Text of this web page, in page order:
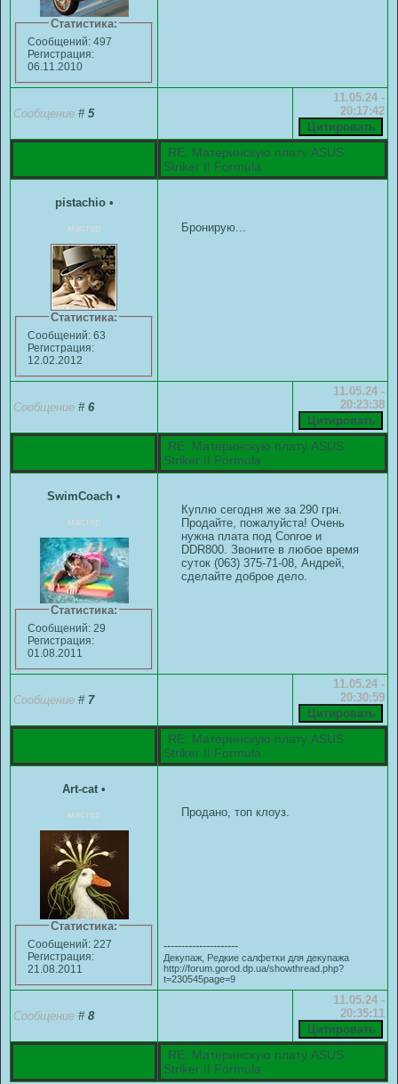
Статистика:
Сообщений: 497
Регистрация:
06.11.2010
Сообщение # 5
11.05.24 -
20:17:42
RE: Материнскую плату ASUS
Striker II Formula
pistachio •
мастер
Статистика:
Сообщений: 63
Регистрация:
12.02.2012
Бронирую...
Сообщение # 6
11.05.24 -
20:23:38
RE: Материнскую плату ASUS
Striker II Formula
SwimCoach •
мастер
Статистика:
Сообщений: 29
Регистрация:
01.08.2011
Куплю сегодня же за 290 грн.
Продайте, пожалуйста! Очень
нужна плата под Conroe и
DDR800. Звоните в любое время
суток (063) 375-71-08, Андрей,
сделайте доброе дело.
Сообщение # 7
11.05.24 -
20:30:59
RE: Материнскую плату ASUS
Striker II Formula
Art-cat •
мастер
Статистика:
Сообщений: 227
Регистрация:
21.08.2011
Продано, топ клоуз.
---------------------
Декупаж, Редкие салфетки для декупажа
http://forum.gorod.dp.ua/showthread.php?
t=230545page=9
Сообщение # 8
11.05.24 -
20:35:11
RE: Материнскую плату ASUS
Striker II Formula